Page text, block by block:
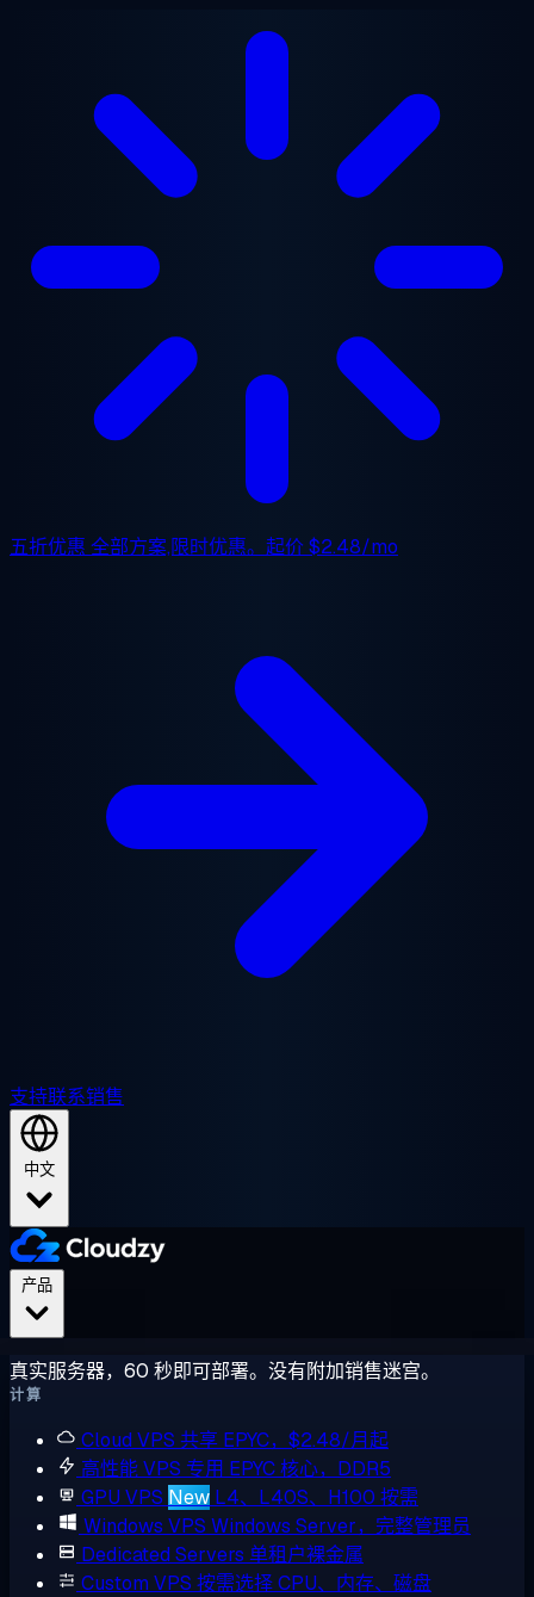
五折优惠 全部方案,限时优惠。起价$2.48/mo
支持联系销售
中文
真实服务器，60 秒即可部署。没有附加销售迷宫。
计算
Cloud VPS 共享 EPYC，$2.48/月起
高性能 VPS 专用 EPYC 核心，DDR5
GPU VPS New L4、L40S、H100 按需
Windows VPS Windows Server，完整管理员
Dedicated Servers 单租户裸金属
Custom VPS 按需选择 CPU、内存、磁盘